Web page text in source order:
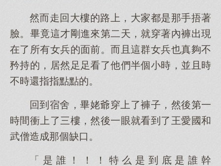
然而走回大樓的路上，大家都是那手捂著
臉。畢竟這才剛進來第二天，就穿著內褲出現
在了所有女兵的面前。而且這群女兵也真夠不
矜持的，居然足足看了他們半個小時，並且時
不時還指指點點的。
回到宿舍，畢姥爺穿上了褲子，然後第一
時間衝上了三樓，然後一眼就看到了王愛國和
武僧造成那個缺口。
「是誰！！！特么是到底是誰幹